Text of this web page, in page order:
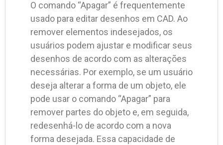
O comando “Apagar” é frequentemente
usado para editar desenhos em CAD. Ao
remover elementos indesejados, os
usuários podem ajustar e modificar seus
desenhos de acordo com as alterações
necessárias. Por exemplo, se um usuário
deseja alterar a forma de um objeto, ele
pode usar o comando “Apagar” para
remover partes do objeto e, em seguida,
redesenhá-lo de acordo com a nova
forma desejada. Essa capacidade de